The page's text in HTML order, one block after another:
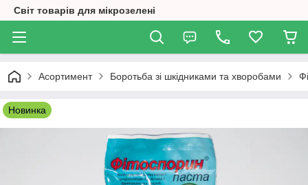
Світ товарів для мікрозелені
Асортимент Боротьба зі шкідниками та хворобами
Новинка